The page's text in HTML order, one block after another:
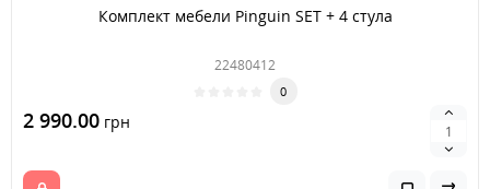
Комплект мебели Pinguin SET + 4 стула
22480412
0
2 990.00 грн